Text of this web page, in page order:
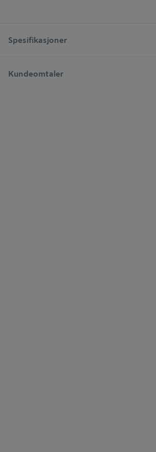
Spesifikasjoner
Kundeomtaler